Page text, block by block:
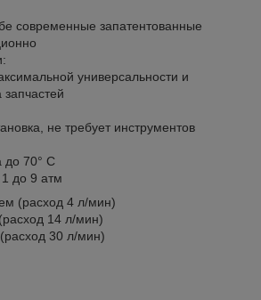
современные запатентованные
универсальности и
не требует инструментов
до 70° C
до 9 атм
(расход 4 л/мин)
14 л/мин)
30 л/мин)